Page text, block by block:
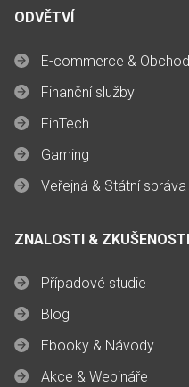
ODVĚTVÍ
E-commerce & Obchod
Finanční služby
FinTech
Gaming
Veřejná & Státní správa
ZNALOSTI & ZKUŠENOSTI
Případové studie
Blog
Ebooky & Návody
Akce & Webináře